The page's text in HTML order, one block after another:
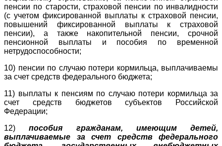
пенсии по старости, страховой пенсии по инвалидности
(с учетом фиксированной выплаты к страховой пенсии,
повышений фиксированной выплаты к страховой
пенсии), а также накопительной пенсии, срочной
пенсионной выплаты и пособия по временной
нетрудоспособности;
10) пенсии по случаю потери кормильца, выплачиваемы
за счет средств федерального бюджета;
11) выплаты к пенсиям по случаю потери кормильца за
счет средств бюджетов субъектов Российской
Федерации;
12)пособия гражданам, имеющим детей,
выплачиваемые за счет средств федерального